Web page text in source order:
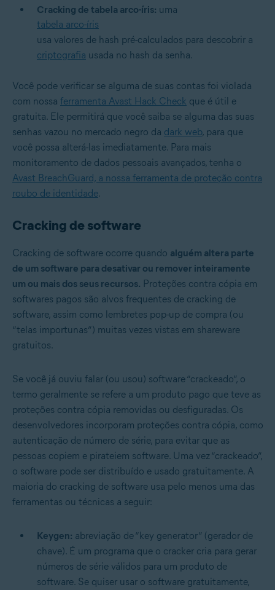
Cracking de tabela arco-íris: uma
tabela arco-íris
usa valores de hash pré-calculados para descobrir a
criptografia usada no hash da senha.
Você pode verificar se alguma de suas contas foi violada
com nossa ferramenta Avast Hack Check que é útil e
gratuita. Ele permitirá que você saiba se alguma das suas
senhas vazou no mercado negro da dark web, para que
você possa alterá-las imediatamente. Para mais
monitoramento de dados pessoais avançados, tenha o
Avast BreachGuard, a nossa ferramenta de proteção contra
roubo de identidade.
Cracking de software
Cracking de software ocorre quando alguém altera parte
de um software para desativar ou remover inteiramente
um ou mais dos seus recursos. Proteções contra cópia em
softwares pagos são alvos frequentes de cracking de
software, assim como lembretes pop-up de compra (ou
“telas importunas”) muitas vezes vistas em shareware
gratuitos.
Se você já ouviu falar (ou usou) software “crackeado”, o
termo geralmente se refere a um produto pago que teve as
proteções contra cópia removidas ou desfiguradas. Os
desenvolvedores incorporam proteções contra cópia, como
autenticação de número de série, para evitar que as
pessoas copiem e pirateiem software. Uma vez “crackeado”,
o software pode ser distribuído e usado gratuitamente. A
maioria do cracking de software usa pelo menos uma das
ferramentas ou técnicas a seguir:
Keygen: abreviação de “key generator” (gerador de
chave). É um programa que o cracker cria para gerar
números de série válidos para um produto de
software. Se quiser usar o software gratuitamente,